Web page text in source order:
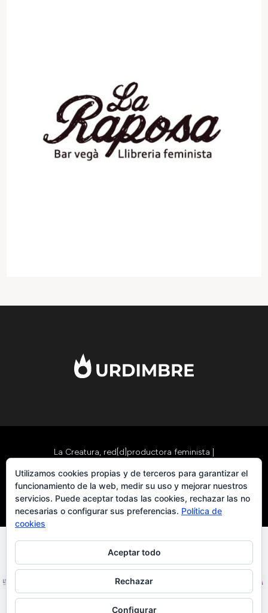
La Creatura, red[d]productora feminista
formacion@lacreatura.org
Política de datos,
privacidad y cookies|Cómo funcionan las
aportaciones
Utilizamos cookies propias y de terceros para garantizar el
funcionamiento de la web, medir su uso y mejorar nuestros
servicios. Puede aceptar todas las cookies, rechazar las no
necesarias o configurar sus preferencias. Política de
cookies
Aceptar todo
Rechazar
Configurar